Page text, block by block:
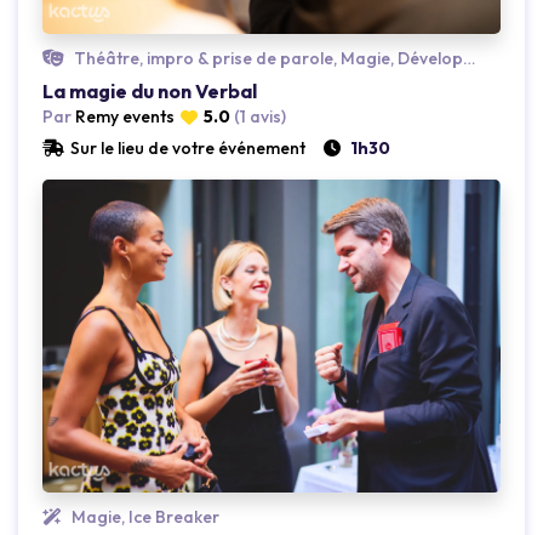
Théâtre, impro & prise de parole, Magie, Développement personnel
La magie du non Verbal
Par Remy events 5.0 (1 avis)
Sur le lieu de votre événement
1h30
Loading...
Magie, Ice Breaker